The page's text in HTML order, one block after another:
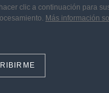
clic a continuación para
Más información